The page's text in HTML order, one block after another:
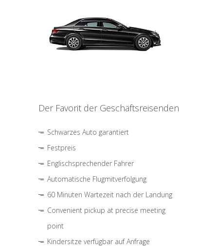
Der Favorit der Geschäftsreisenden
Schwarzes Auto garantiert
Festpreis
Englischsprechender Fahrer
Automatische Flugmitverfolgung
60 Minuten Wartezeit nach der Landung
Convenient pickup at precise meeting
point
Kindersitze verfügbar auf Anfrage